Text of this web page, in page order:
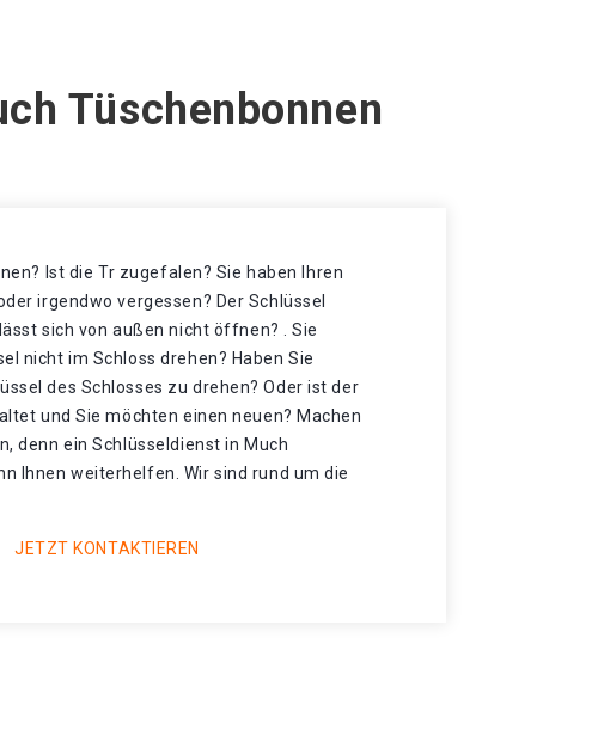
Tüschenbonnen
Ist die Tr zugefalen? Sie haben Ihren
irgendwo vergessen? Der Schlüssel
sich von außen nicht öffnen? . Sie
nicht im Schloss drehen? Haben Sie
des Schlosses zu drehen? Oder ist der
und Sie möchten einen neuen? Machen
denn ein Schlüsseldienst in Much
Ihnen weiterhelfen. Wir sind rund um die
JETZT KONTAKTIEREN